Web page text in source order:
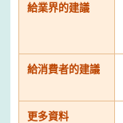
給業界的建議
給消費者的建議
更多資料